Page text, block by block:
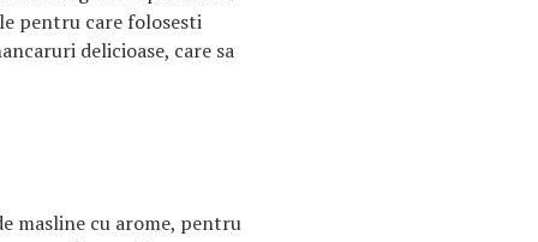
pentru care folosesti
delicioase, care sa
masline cu arome, pentru